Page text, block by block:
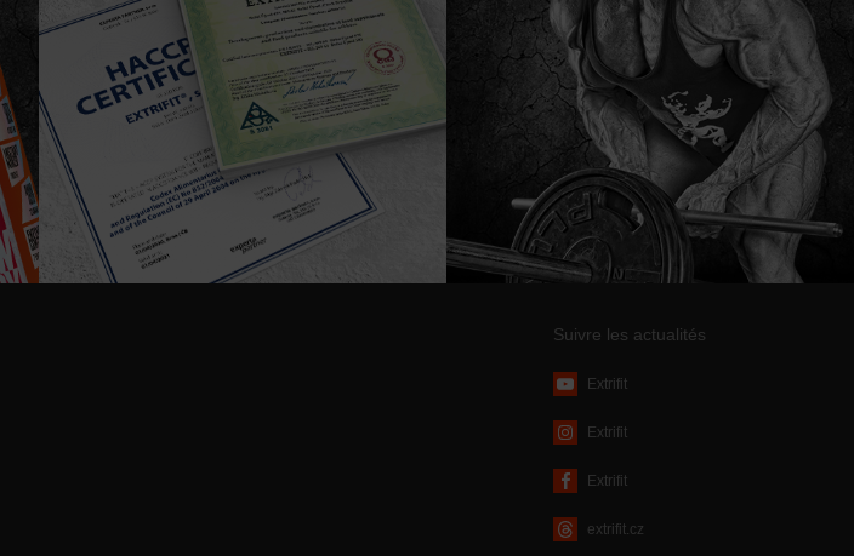
Suivre les actualités
Extrifit
Extrifit
Extrifit
extrifit.cz